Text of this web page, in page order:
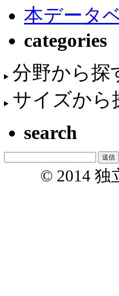
本データ
categories
分野から探
サイズから
search
© 2014 独